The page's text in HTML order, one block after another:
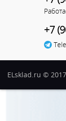
+7
ELsklad.ru ©